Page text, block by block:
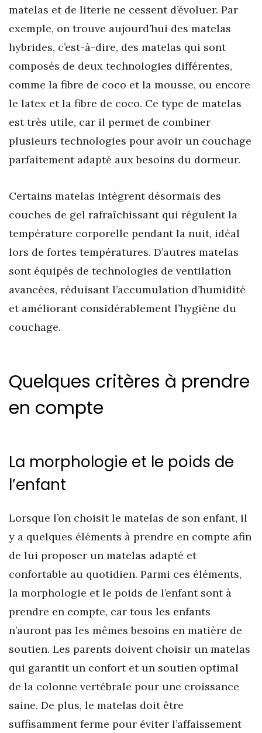
matelas et de literie ne cessent d’évoluer. Par
exemple, on trouve aujourd’hui des matelas
hybrides, c’est-à-dire, des matelas qui sont
composés de deux technologies différentes,
comme la fibre de coco et la mousse, ou encore
le latex et la fibre de coco. Ce type de matelas
est très utile, car il permet de combiner
plusieurs technologies pour avoir un couchage
parfaitement adapté aux besoins du dormeur.
Certains matelas intègrent désormais des
couches de gel rafraîchissant qui régulent la
température corporelle pendant la nuit, idéal
lors de fortes températures. D’autres matelas
sont équipés de technologies de ventilation
avancées, réduisant l’accumulation d’humidité
et améliorant considérablement l’hygiène du
couchage.
Quelques critères à prendre
en compte
La morphologie et le poids de
l’enfant
Lorsque l’on choisit le matelas de son enfant, il
y a quelques éléments à prendre en compte afin
de lui proposer un matelas adapté et
confortable au quotidien. Parmi ces éléments,
la morphologie et le poids de l’enfant sont à
prendre en compte, car tous les enfants
n’auront pas les mêmes besoins en matière de
soutien. Les parents doivent choisir un matelas
qui garantit un confort et un soutien optimal
de la colonne vertébrale pour une croissance
saine. De plus, le matelas doit être
suffisamment ferme pour éviter l’affaissement